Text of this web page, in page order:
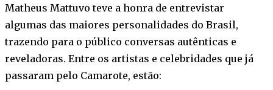
Matheus Mattuvo teve a honra de entrevistar
algumas das maiores personalidades do Brasil,
trazendo para o público conversas autênticas e
reveladoras. Entre os artistas e celebridades que já
passaram pelo Camarote, estão: